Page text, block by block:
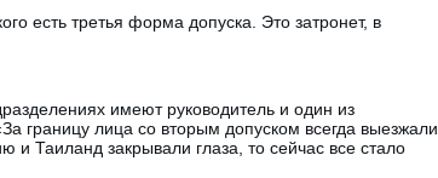
есть третья форма допуска. Это затронет, в
имеют руководитель и один из
границу лица со вторым допуском всегда выезжали
и Таиланд закрывали глаза, то сейчас все стало